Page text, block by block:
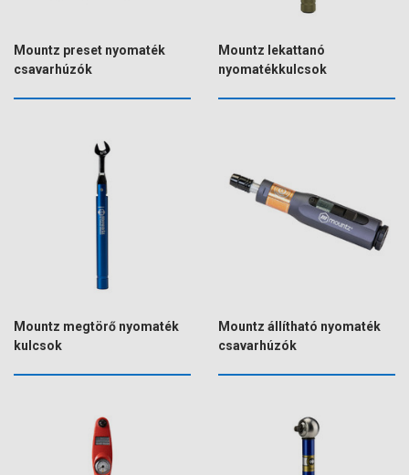
Mountz preset nyomaték
csavarhúzók
Mountz lekattanó
nyomatékkulcsok
Mountz megtörő nyomaték
kulcsok
Mountz állítható nyomaték
csavarhúzók